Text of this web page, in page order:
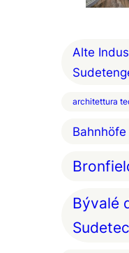
Alte
architettura
Bývalé